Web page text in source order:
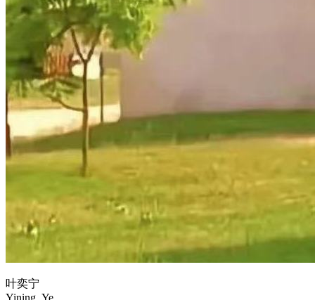
叶奕宁
Yining_Ye